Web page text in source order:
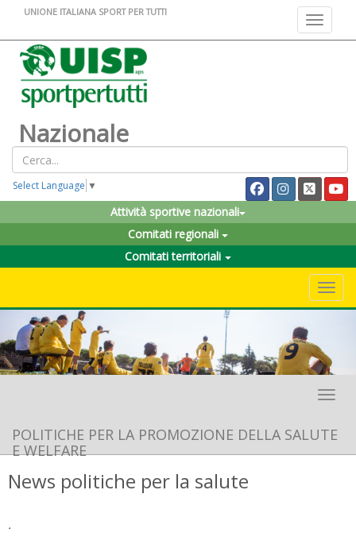
Toggle
UNIONE ITALIANA SPORT PER TUTTI
Nazionale
Select Language ▼
Attività sportive nazionali
Comitati regionali
Comitati territoriali
POLITICHE PER LA PROMOZIONE DELLA SALUTE
E WELFARE
News politiche per la salute
.